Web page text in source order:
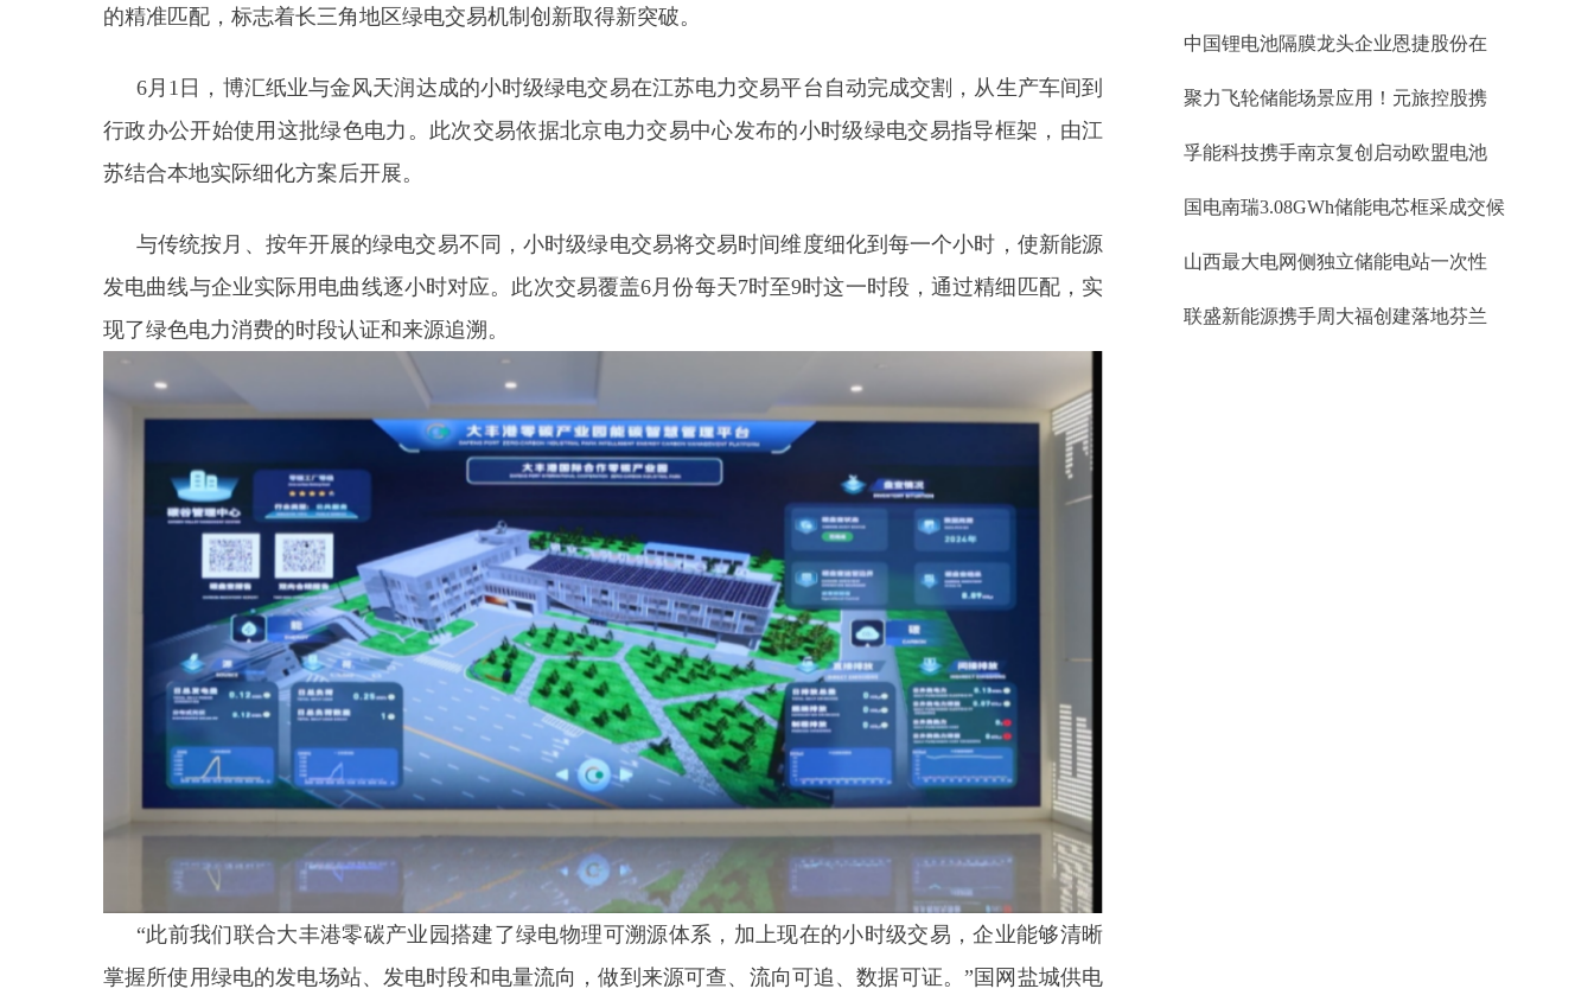
的精准匹配，标志着长三角地区绿电交易机制创新取得新突破。
6月1日，博汇纸业与金风天润达成的小时级绿电交易在江苏电力交易平台自动完成交割，从生产车间到
行政办公开始使用这批绿色电力。此次交易依据北京电力交易中心发布的小时级绿电交易指导框架，由江
苏结合本地实际细化方案后开展。
与传统按月、按年开展的绿电交易不同，小时级绿电交易将交易时间维度细化到每一个小时，使新能源
发电曲线与企业实际用电曲线逐小时对应。此次交易覆盖6月份每天7时至9时这一时段，通过精细匹配，实
现了绿色电力消费的时段认证和来源追溯。
“此前我们联合大丰港零碳产业园搭建了绿电物理可溯源体系，加上现在的小时级交易，企业能够清晰
掌握所使用绿电的发电场站、发电时段和电量流向，做到来源可查、流向可追、数据可证。”国网盐城供电
中国锂电池隔膜龙头企业恩捷股份在
聚力飞轮储能场景应用！元旅控股携
场
孚能科技携手南京复创启动欧盟电池
国电南瑞3.08GWh储能电芯框采成交候
山西最大电网侧独立储能电站一次性
引擎
联盛新能源携手周大福创建落地芬兰